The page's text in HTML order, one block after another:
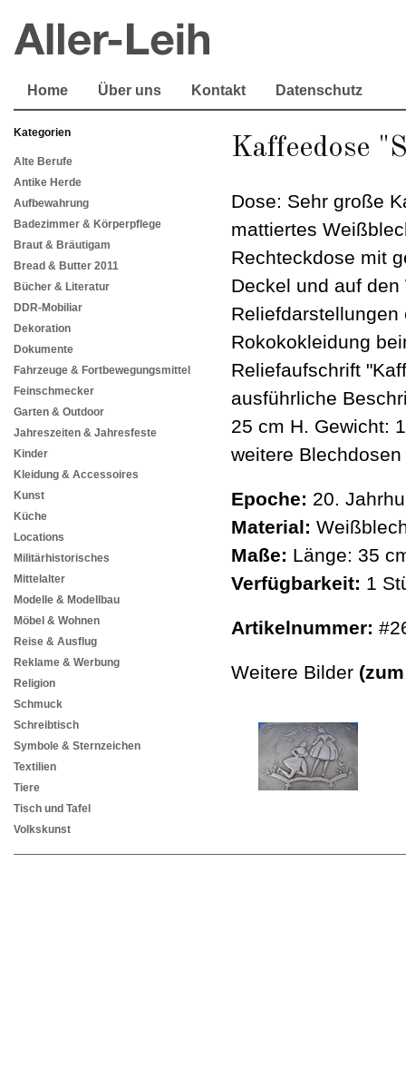
Home Über uns Kontakt Datenschutz
Kategorien
Alte Berufe
Antike Herde
Aufbewahrung
Badezimmer & Körperpflege
Braut & Bräutigam
Bread & Butter 2011
Bücher & Literatur
DDR-Mobiliar
Dekoration
Dokumente
Fahrzeuge & Fortbewegungsmittel
Feinschmecker
Garten & Outdoor
Jahreszeiten & Jahresfeste
Kinder
Kleidung & Accessoires
Kunst
Küche
Locations
Militärhistorisches
Mittelalter
Modelle & Modellbau
Möbel & Wohnen
Reise & Ausflug
Reklame & Werbung
Religion
Schmuck
Schreibtisch
Symbole & Sternzeichen
Textilien
Tiere
Tisch und Tafel
Volkskunst
Kaffeedose
Dose: Sehr große
mattiertes
Rechteckdose mit
Deckel und auf
Rokokokleidung
Reliefaufschrift
ausführliche
25 cm H. Gewicht:
weitere
Epoche: 20.
Material:
Maße: Länge: 35
Verfügbarkeit: 1
Artikelnummer:
Weitere Bilder